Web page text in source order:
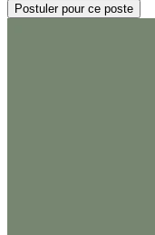
Postuler pour ce poste